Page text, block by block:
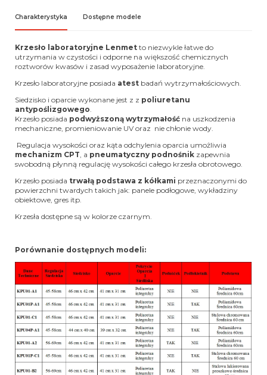
Charakterystyka Dostępne modele
Krzesło laboratoryjne Lenmet to niezwykle łatwe do
utrzymania w czystości i odporne na większość chemicznych
roztworów kwasów i zasad wyposażenie laboratoryjne.
Krzesło laboratoryjne posiada atest badań wytrzymałościowych.
Siedzisko i oparcie wykonane jest z z poliuretanu
antypoślizgowego.
Krzesło posiada podwyższoną wytrzymałość na uszkodzenia
mechaniczne, promieniowanie UV oraz nie chłonie wody.
Regulacja wysokości oraz kąta odchylenia oparcia umożliwia
mechanizm CPT, a pneumatyczny podnośnik zapewnia
swobodną płynną regulację wysokości całego krzesła obrotowego.
Krzesło posiada trwałą podstawa z kółkami przeznaczonymi do
powierzchni twardych takich jak: panele podłogowe, wykładziny
obiektowe, gres itp.
Krzesła dostępne są w kolorze czarnym.
Porównanie dostępnych modeli: